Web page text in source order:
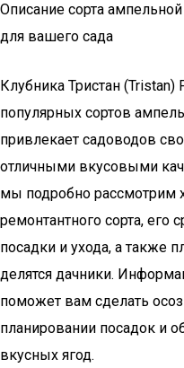
Описание сорта
для вашего сада
Клубника Тристан
популярных сортов
привлекает садоводов
отличными вкусовыми
мы подробно рассмотрим
ремонтантного сорта, его
посадки и ухода, а также
делятся дачники.
поможет вам сделать
планировании посадок и
вкусных ягод.